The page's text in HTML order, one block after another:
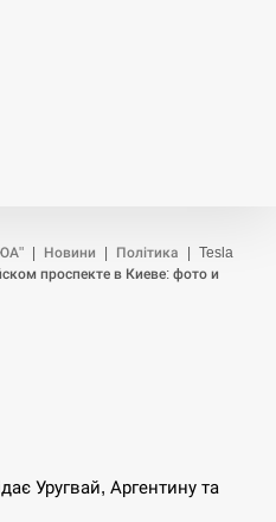
ЮА" Новини Політика
Tesla
проспекте в Киеве: фото и
Уругвай, Аргентину та